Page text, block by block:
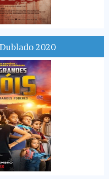
2020